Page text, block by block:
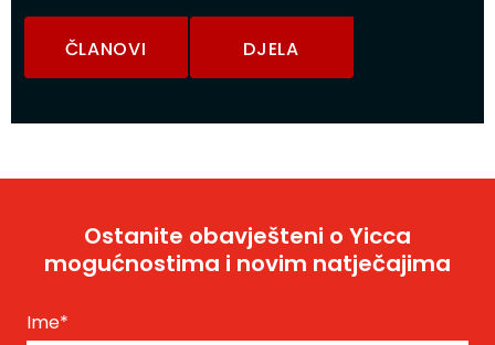
ČLANOVI DJELA
Ostanite obavješteni o Yicca
mogućnostima i novim natječajima
Ime*